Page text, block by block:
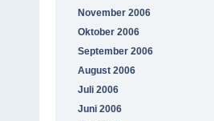
November 2006
Oktober 2006
September 2006
August 2006
Juli 2006
Juni 2006